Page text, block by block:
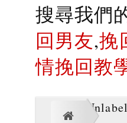
搜尋我們
回男友,挽
情挽回教